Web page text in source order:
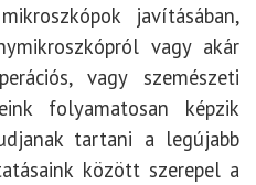
javításában,
vagy akár
vagy szemészeti
folyamatosan képzik
tartani a legújabb
között szerepel a